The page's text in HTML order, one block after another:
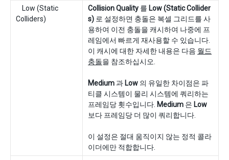
Low (Static
Colliders)
Collision Quality 를 Low (Static Collider
s) 로 설정하면 충돌은 복셀 그리드를 사
용하여 이전 충돌을 캐시하여 나중에 프
레임에서 빠르게 재사용할 수 있습니다.
이 캐시에 대한 자세한 내용은 다음 월드
충돌을 참조하십시오.
Medium과 Low 의 유일한 차이점은 파
티클 시스템이 물리 시스템에 쿼리하는
프레임당 횟수입니다. Medium 은 Low
보다 프레임당 더 많이 쿼리합니다.
이 설정은 절대 움직이지 않는 정적 콜라
이더에만 적합합니다.